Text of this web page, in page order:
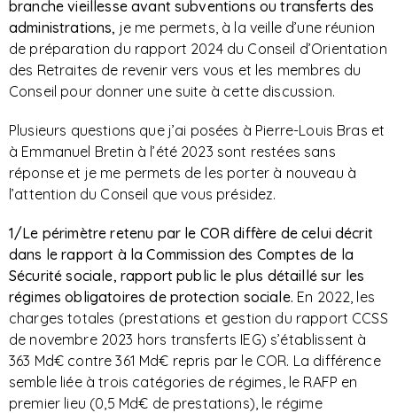
branche vieillesse avant subventions ou transferts des
administrations, je me permets, à la veille d’une réunion
de préparation du rapport 2024 du Conseil d’Orientation
des Retraites de revenir vers vous et les membres du
Conseil pour donner une suite à cette discussion.
Plusieurs questions que j’ai posées à Pierre-Louis Bras et
à Emmanuel Bretin à l’été 2023 sont restées sans
réponse et je me permets de les porter à nouveau à
l’attention du Conseil que vous présidez.
1/Le périmètre retenu par le COR diffère de celui décrit
dans le rapport à la Commission des Comptes de la
Sécurité sociale, rapport public le plus détaillé sur les
régimes obligatoires de protection sociale. En 2022, les
charges totales (prestations et gestion du rapport CCSS
de novembre 2023 hors transferts IEG) s’établissent à
363 Md€ contre 361 Md€ repris par le COR. La différence
semble liée à trois catégories de régimes, le RAFP en
premier lieu (0,5 Md€ de prestations), le régime